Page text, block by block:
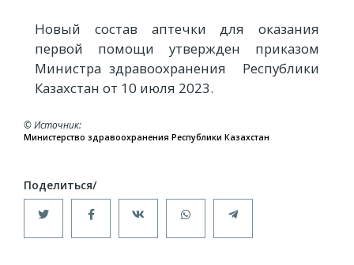
Новый состав аптечки для оказания
первой помощи утвержден приказом
Министра здравоохранения Республики
Казахстан от 10 июля 2023.
© Источник
Министерство здравоохранения Республики Казахстан